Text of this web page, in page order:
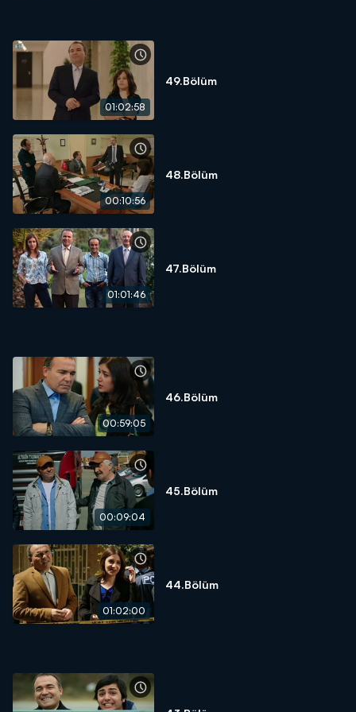
01:02:58
49.Bölüm
00:10:56
48.Bölüm
01:01:46
47.Bölüm
00:59:05
46.Bölüm
00:09:04
45.Bölüm
01:02:00
44.Bölüm